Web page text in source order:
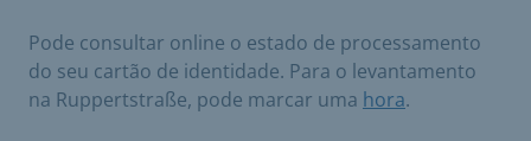
Pode consultar online o estado de processamento
do seu cartão de identidade. Para o levantamento
na Ruppertstraße, pode marcar uma hora.